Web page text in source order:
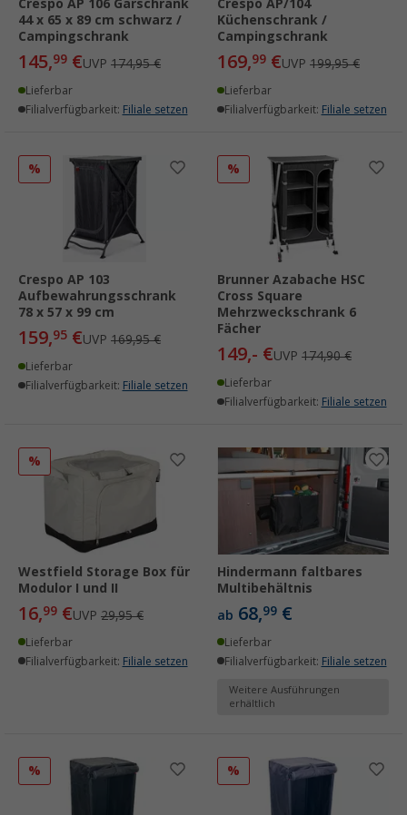
Crespo AP 106 Garschrank
44 x 65 x 89 cm schwarz /
Campingschrank
145,99 €UVP 174,95 €
Lieferbar
Filialverfügbarkeit: Filiale setzen
Crespo AP/104
Küchenschrank /
Campingschrank
169,99 €UVP 199,95 €
Lieferbar
Filialverfügbarkeit: Filiale setzen
%
Crespo AP 103
Aufbewahrungsschrank
78 x 57 x 99 cm
159,95 €UVP 169,95 €
Lieferbar
Filialverfügbarkeit: Filiale setzen
%
Brunner Azabache HSC
Cross Square
Mehrzweckschrank 6
Fächer
149,- €UVP 174,90 €
Lieferbar
Filialverfügbarkeit: Filiale setzen
%
Westfield Storage Box für
Modulor I und II
16,99 €UVP 29,95 €
Lieferbar
Filialverfügbarkeit: Filiale setzen
Hindermann faltbares
Multibehältnis
ab 68,99 €
Lieferbar
Filialverfügbarkeit: Filiale setzen
Weitere Ausführungen
erhältlich
% %